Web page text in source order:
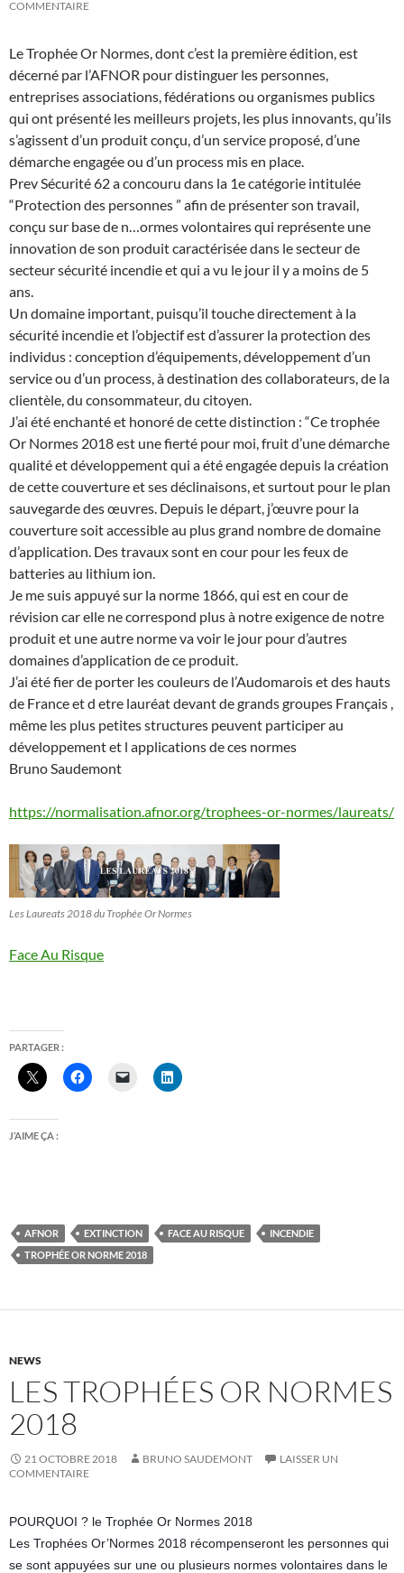
COMMENTAIRE
Le Trophée Or Normes, dont c’est la première édition, est
décerné par l’AFNOR pour distinguer les personnes,
entreprises associations, fédérations ou organismes publics
qui ont présenté les meilleurs projets, les plus innovants, qu’ils
s’agissent d’un produit conçu, d’un service proposé, d’une
démarche engagée ou d’un process mis en place.
Prev Sécurité 62 a concouru dans la 1e catégorie intitulée
“Protection des personnes ” afin de présenter son travail,
conçu sur base de n
ormes volontaires qui représente une
innovation de son produit caractérisée dans le secteur de
secteur sécurité incendie et qui a vu le jour il y a moins de 5
ans.
Un domaine important, puisqu’il touche directement à la
sécurité incendie et l’objectif est d’assurer la protection des
individus : conception d’équipements, développement d’un
service ou d’un process, à destination des collaborateurs, de la
clientèle, du consommateur, du citoyen.
J’ai été enchanté et honoré de cette distinction : “Ce trophée
Or Normes 2018 est une fierté pour moi, fruit d’une démarche
qualité et développement qui a été engagée depuis la création
de cette couverture et ses déclinaisons, et surtout pour le plan
sauvegarde des œuvres. Depuis le départ, j’œuvre pour la
couverture soit accessible au plus grand nombre de domaine
d’application. Des travaux sont en cour pour les feux de
batteries au lithium ion.
Je me suis appuyé sur la norme 1866, qui est en cour de
révision car elle ne correspond plus à notre exigence de notre
produit et une autre norme va voir le jour pour d’autres
domaines d’application de ce produit.
J’ai été fier de porter les couleurs de l’Audomarois et des hauts
de France et d etre lauréat devant de grands groupes Français ,
même les plus petites structures peuvent participer au
développement et l applications de ces normes
Bruno Saudemont
https://normalisation.afnor.org/trophees-or-normes/laureats/
Les Laureats 2018 du Trophée Or Normes
Face Au Risque
PARTAGER :
J’AIME ÇA :
AFNOR EXTINCTION FACE AU RISQUE
INCENDIE
TROPHÉE OR NORME 2018
NEWS
LES TROPHÉES OR NORMES
2018
21 OCTOBRE 2018 BRUNO SAUDEMONT
LAISSER UN
COMMENTAIRE
POURQUOI ? le Trophée Or Normes 2018
Les Trophées Or’Normes 2018 récompenseront les personnes qui
se sont appuyées sur une ou plusieurs normes volontaires dans le